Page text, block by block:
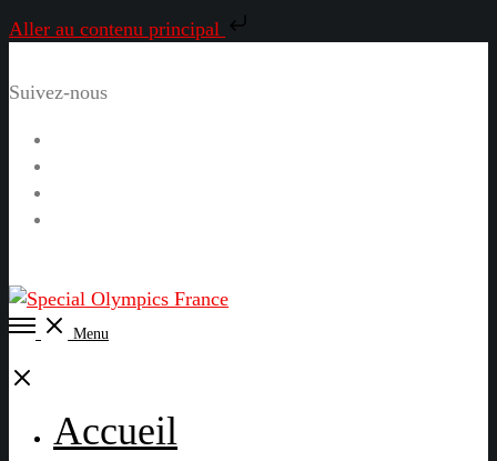
Aller au contenu principal
Suivez-nous
Open
Menu
Close
Accueil